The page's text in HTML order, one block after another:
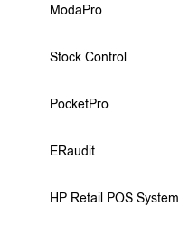
ModaPro
Stock Control
PocketPro
ERaudit
HP Retail POS System